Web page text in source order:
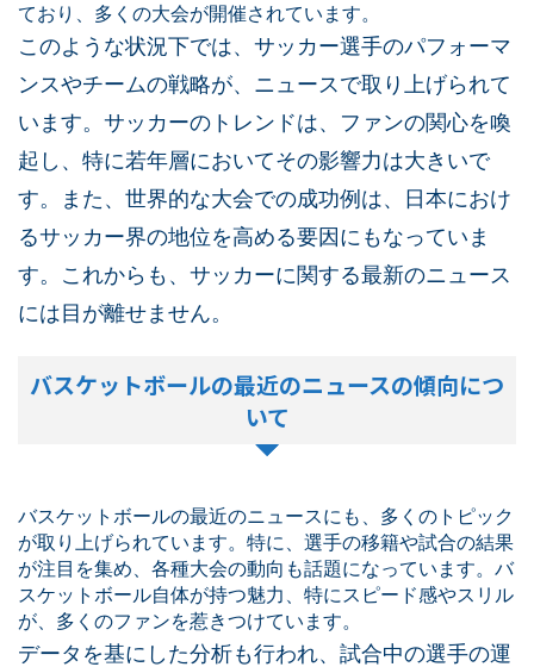
ており、多くの大会が開催されています。
このような状況下では、サッカー選手のパフォーマ
ンスやチームの戦略が、ニュースで取り上げられて
います。サッカーのトレンドは、ファンの関心を喚
起し、特に若年層においてその影響力は大きいで
す。また、世界的な大会での成功例は、日本におけ
るサッカー界の地位を高める要因にもなっていま
す。これからも、サッカーに関する最新のニュース
には目が離せません。
バスケットボールの最近のニュースの傾向につ
いて
バスケットボールの最近のニュースにも、多くのトピック
が取り上げられています。特に、選手の移籍や試合の結果
が注目を集め、各種大会の動向も話題になっています。バ
スケットボール自体が持つ魅力、特にスピード感やスリル
が、多くのファンを惹きつけています。
データを基にした分析も行われ、試合中の選手の運